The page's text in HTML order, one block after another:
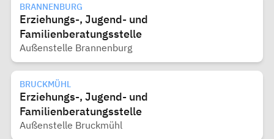
BRANNENBURG
Erziehungs-, Jugend- und
Familienberatungsstelle
Außenstelle Brannenburg
BRUCKMÜHL
Erziehungs-, Jugend- und
Familienberatungsstelle
Außenstelle Bruckmühl